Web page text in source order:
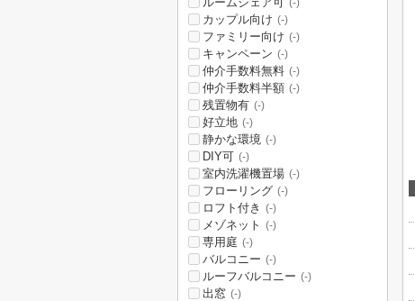
(-)
カップル向け (-)
ファミリー向け (-)
キャンペーン (-)
仲介手数料無料 (-)
仲介手数料半額 (-)
残置物有 (-)
好立地 (-)
静かな環境 (-)
DIY可 (-)
室内洗濯機置場 (-)
フローリング (-)
ロフト付き (-)
メゾネット (-)
専用庭 (-)
バルコニー (-)
ルーフバルコニー (-)
出窓 (-)